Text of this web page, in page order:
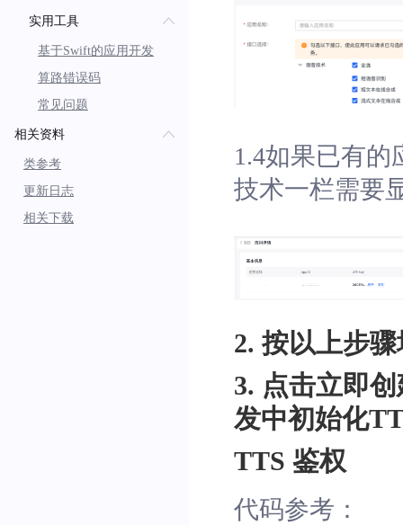
实用工具
基于Swift的应用开发
算路错误码
常见问题
相关资料
类参考
更新日志
相关下载
1.4如果已有
技术一栏需要
2. 按以上步
3. 点击立即
发中初始化
TTS 鉴权
代码参考：